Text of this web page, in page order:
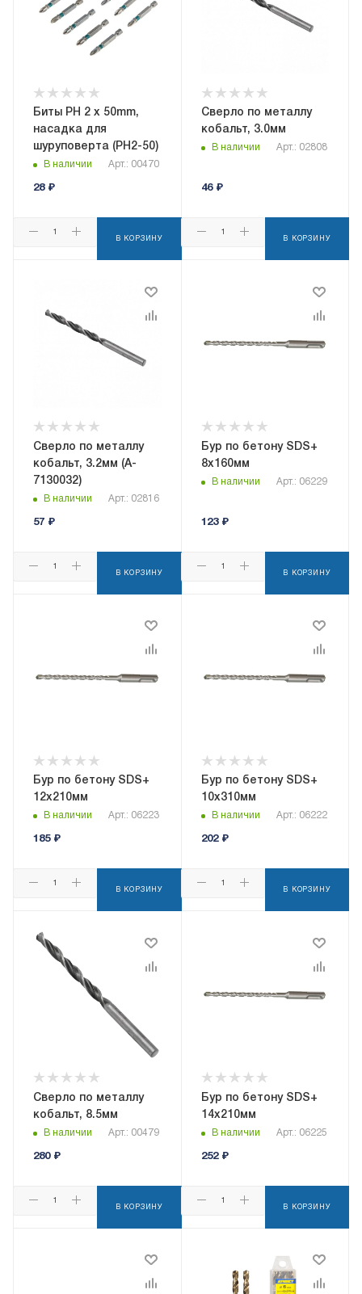
Биты PH 2 х 50mm,
насадка для
шуруповерта (PH2-50)
В наличии Арт.: 00470
28₽
В КОРЗИНУ
Сверло по металлу
кобальт, 3.0мм
В наличии Арт.: 02808
46₽
В КОРЗИНУ
Сверло по металлу
кобальт, 3.2мм (A-
7130032)
В наличии Арт.: 02816
57 ₽
В КОРЗИНУ
Бур по бетону SDS+
8х160мм
В наличии Арт.: 06229
123₽
В КОРЗИНУ
Бур по бетону SDS+
12х210мм
В наличии Арт.: 06223
185₽
В КОРЗИНУ
Бур по бетону SDS+
10х310мм
В наличии Арт.: 06222
202₽
В КОРЗИНУ
Сверло по металлу
кобальт, 8.5мм
В наличии Арт.: 00479
280₽
В КОРЗИНУ
Бур по бетону SDS+
14х210мм
В наличии Арт.: 06225
252₽
В КОРЗИНУ